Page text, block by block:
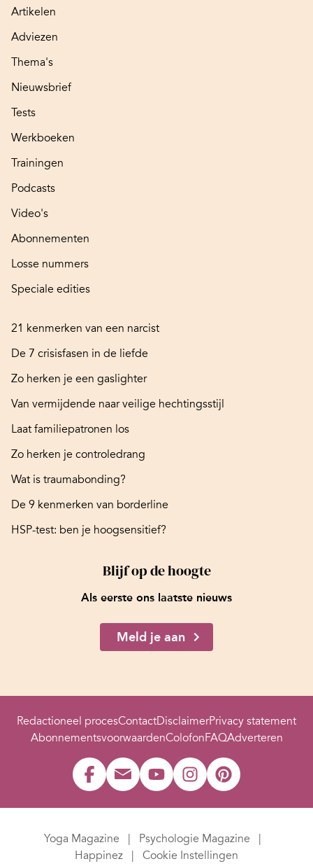
Artikelen
Adviezen
Thema's
Nieuwsbrief
Tests
Werkboeken
Trainingen
Podcasts
Video's
Abonnementen
Losse nummers
Speciale edities
21 kenmerken van een narcist
De 7 crisisfasen in de liefde
Zo herken je een gaslighter
Van vermijdende naar veilige hechtingsstijl
Laat familiepatronen los
Zo herken je controledrang
Wat is traumabonding?
De 9 kenmerken van borderline
HSP-test: ben je hoogsensitief?
Blijf op de hoogte
Als eerste ons laatste nieuws
Meld je aan
Redactioneel procesContactDisclaimerPrivacy statement
AbonnementsvoorwaardenColofonFAQAdverteren
Yoga Magazine
Psychologie Magazine
Happinez
Cookie Instellingen